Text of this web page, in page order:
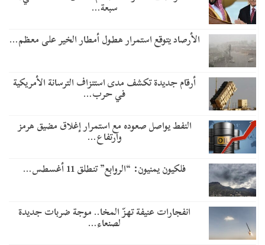
سبعة…
الأرصاد يتوقع استمرار هطول أمطار الخير على معظم…
أرقام جديدة تكشف مدى استنزاف الترسانة الأمريكية
في حرب…
النفط يواصل صعوده مع استمرار إغلاق مضيق هرمز
وارتفاع…
فلكيون يمنيون: “الروابع” تنطلق 11 أغسطس…
انفجارات عنيفة تهزّ المخا.. موجة ضربات جديدة
لصنعاء…